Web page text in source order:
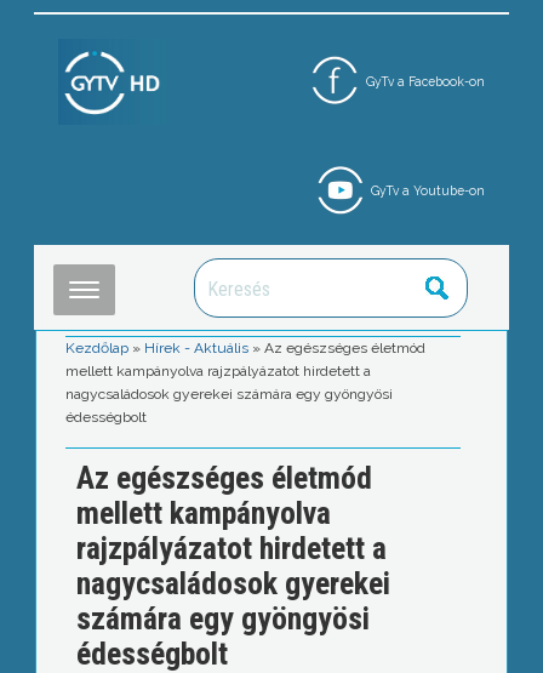
GyTv a Facebook-on
GyTv a Youtube-on
Kezdőlap » Hírek - Aktuális »Az egészséges életmód
mellett kampányolva rajzpályázatot hirdetett a
nagycsaládosok gyerekei számára egy gyöngyösi
édességbolt
Az egészséges életmód
mellett kampányolva
rajzpályázatot hirdetett a
nagycsaládosok gyerekei
számára egy gyöngyösi
édességbolt